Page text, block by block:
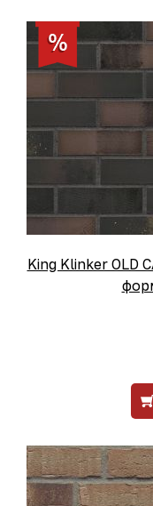
King Klinker OLD